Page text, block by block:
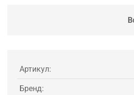
Артикул:
Бренд: